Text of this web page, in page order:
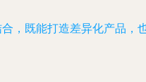
，既能打造差异化产品，